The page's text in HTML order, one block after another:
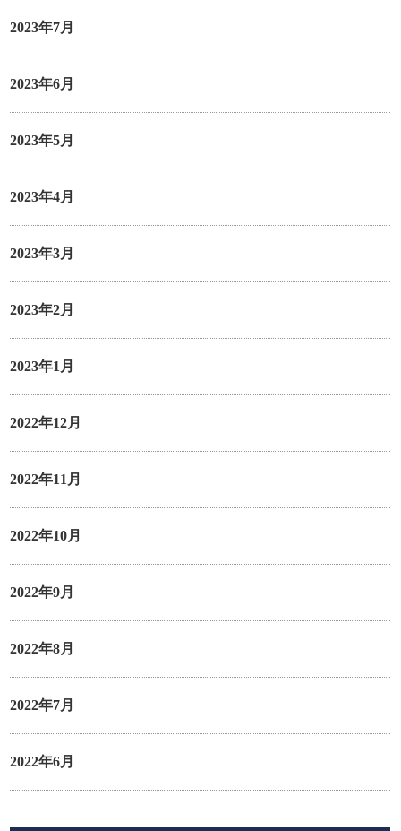
2023年7月
2023年6月
2023年5月
2023年4月
2023年3月
2023年2月
2023年1月
2022年12月
2022年11月
2022年10月
2022年9月
2022年8月
2022年7月
2022年6月